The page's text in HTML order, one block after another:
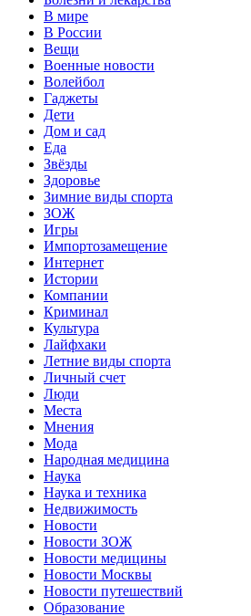
В мире
В России
Вещи
Военные новости
Волейбол
Гаджеты
Дети
Дом и сад
Еда
Звёзды
Здоровье
Зимние виды спорта
ЗОЖ
Игры
Импортозамещение
Интернет
Истории
Компании
Криминал
Культура
Лайфхаки
Летние виды спорта
Личный счет
Люди
Места
Мнения
Мода
Народная медицина
Наука
Наука и техника
Недвижимость
Новости
Новости ЗОЖ
Новости медицины
Новости Москвы
Новости путешествий
Образование